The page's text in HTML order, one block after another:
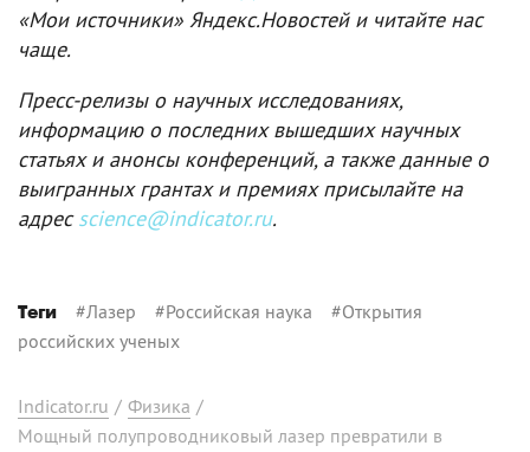
«Мои источники» Яндекс.Новостей и читайте нас
чаще.
Пресс-релизы о научных исследованиях,
информацию о последних вышедших научных
статьях и анонсы конференций, а также данные о
выигранных грантах и премиях присылайте на
адресscience@indicator.ru.
Теги #Лазер #Российская наука #Открытия
российских ученых
Indicator.ru / Физика /
Мощный полупроводниковый лазер превратили в